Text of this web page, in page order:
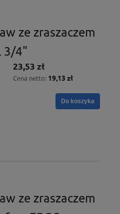
ze zraszaczem
3/4"
23,53 zł
Cena netto: 19,13 zł
Do koszyka
ze zraszaczem